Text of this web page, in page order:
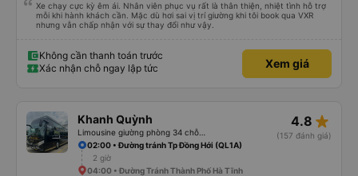
Xe chạy cực kỳ êm ái. Nhân viên phục vụ rất là thân thiện, nhiệt tình hỗ trợ
mỗi khi hành khách cần. Mặc dù hơi sai vị trí giường khi tôi book qua VXR
nhưng vẫn chấp nhận với sự thay đổi như vậy.
Không cần thanh toán trước
Xác nhận chỗ ngay lập tức
Xem giá
Khanh Quỳnh 4.8 star_rate
(157 đánh giá)
02:00 • Đường tránh Tp Đồng Hới (QL1A)
2 giờ
04:00 • Đường Tránh Thành Phố Hà Tĩnh